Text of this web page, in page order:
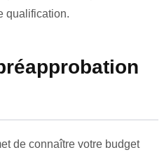
qualification.
de connaître votre budget